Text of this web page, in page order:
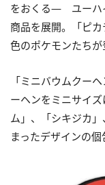
をおくる― ユーハ
商品を展開。「ピ
色のポケモンたちが
「ミニバウムクー
ーヘンをミニサイ
ム」、「シキジカ
まったデザインの個